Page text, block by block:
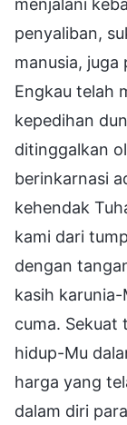
penyaliban,
manusia, juga
Engkau telah
kepedihan
ditinggalkan
berinkarnasi
kehendak
kami dari
dengan
kasih
cuma. Sekuat
hidup-Mu
harga yang
dalam diri